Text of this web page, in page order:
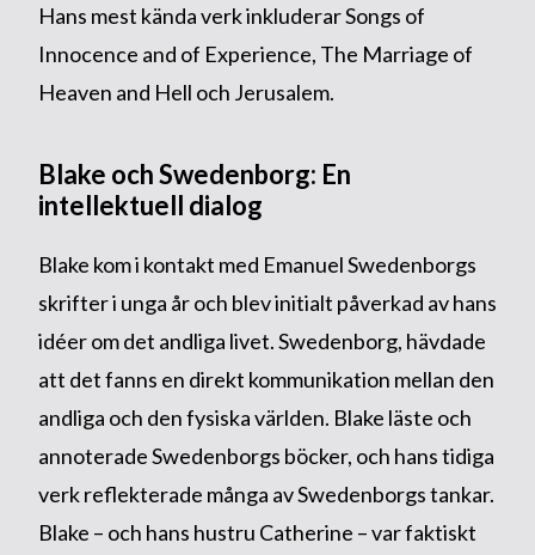
Hans mest kända verk inkluderar Songs of
Innocence and of Experience, The Marriage of
Heaven and Hell och Jerusalem.
Blake och Swedenborg: En
intellektuell dialog
Blake kom i kontakt med Emanuel Swedenborgs
skrifter i unga år och blev initialt påverkad av hans
idéer om det andliga livet. Swedenborg, hävdade
att det fanns en direkt kommunikation mellan den
andliga och den fysiska världen. Blake läste och
annoterade Swedenborgs böcker, och hans tidiga
verk reflekterade många av Swedenborgs tankar.
Blake – och hans hustru Catherine – var faktiskt